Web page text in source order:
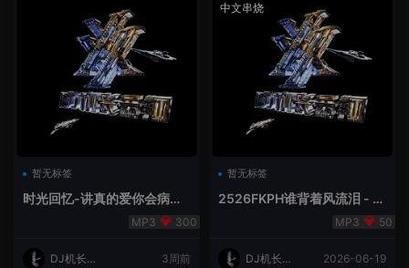
暂无标签
时光回忆-讲真的爱你会病变
300
DJ机长云
3周前
中文串烧
暂无标签
2526FKPH谁背着风流泪 - D
50
DJ机长云
2026-06-19